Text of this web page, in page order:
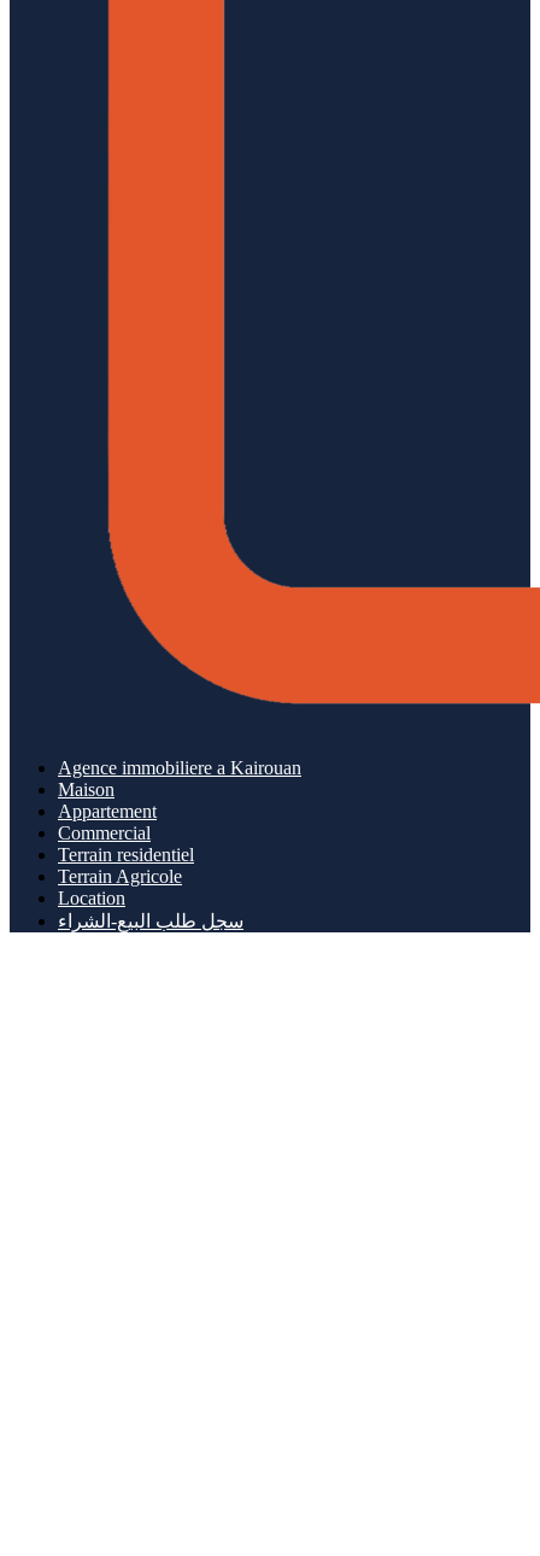
Agence immobiliere a Kairouan
Maison
Appartement
Commercial
Terrain residentiel
Terrain Agricole
Location
سجل طلب البيع-الشراء